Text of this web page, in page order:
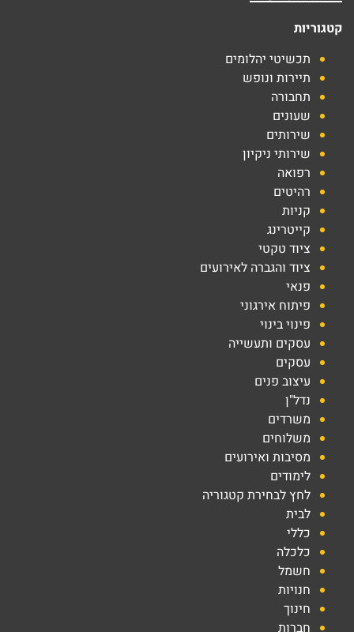
קטגוריות
תכשיטי יהלומים
תיירות ונופש
תחבורה
שעונים
שירותים
שירותי ניקיון
רפואה
רהיטים
קניות
קייטרינג
ציוד טקטי
ציוד והגברה לאירועים
פנאי
פיתוח אירגוני
פינוי בינוי
עסקים ותעשייה
עסקים
עיצוב פנים
נדל"ן
משרדים
משלוחים
מסיבות ואירועים
לימודים
לחץ לבחירת קטגוריה
לבית
כללי
כלכלה
חשמל
חנויות
חינוך
חברות